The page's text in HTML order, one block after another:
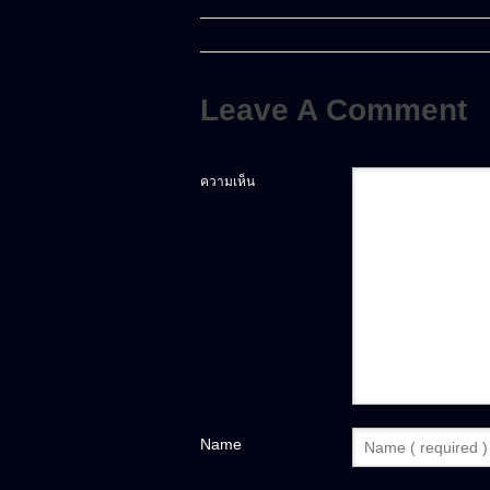
Leave A Comment
ความเห็น
Name